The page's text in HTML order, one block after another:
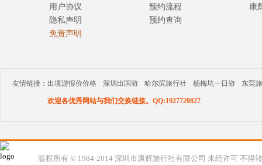
用户协议
隐私声明
免责声明
预约流程
预约查询
康
友情链接： 出境游报价价格 深圳出国游 哈尔滨旅行社 杨梅坑一日游 东莞
欢迎各优秀网站与我们交换链接。QQ:1927720827
版权所有 © 1984-2014 深圳市康辉旅行社有限公司 未经许可 不得转